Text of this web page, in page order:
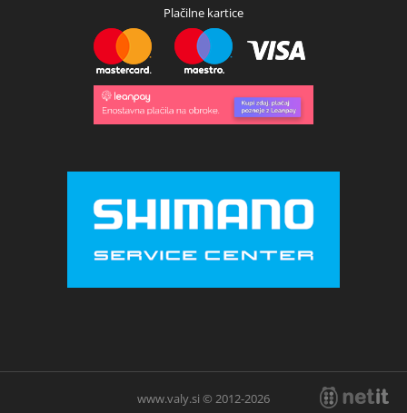
Plačilne kartice
www.valy.si © 2012-2026